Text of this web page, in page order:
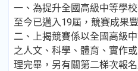
一、為提升全國高級中等學
至今已邁入19屆，競賽成果
二、上揭競賽係以全國高級
之人文、科學、體育、實作
理完畢，另有關第二梯次報